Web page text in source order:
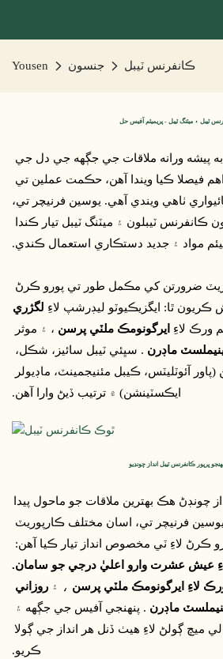
Yousen جنسون ڪانفرنس ٽيبل
ٽيبل ۽ ميٽنگ ٽيبل - پريميئم آفيس حل
مواد ۽ جديد دستڪاري استعمال ڪندي.
ٿا: ايگزيڪيوٽو ليڊرشپ لاءِ
ورڪ لاءِ ايرگونومڪ ملٽي پرسن
ماڊرن
ايڪسٽينشن) ۾ ترتيب ڏيڻ وارا آهن.
ڀرپور ڪانفرنس ٽيبل انداز چونڊيو
ڪرڻ لاءِ ٽي مخصوص انداز تيار ڪيا آهن:
عيش عشرت وارو اعليٰ درجي جو سامان.
لاءِ ايرگونومڪ ملٽي پرسن ، ۽
ماڊرن
ڪريو.